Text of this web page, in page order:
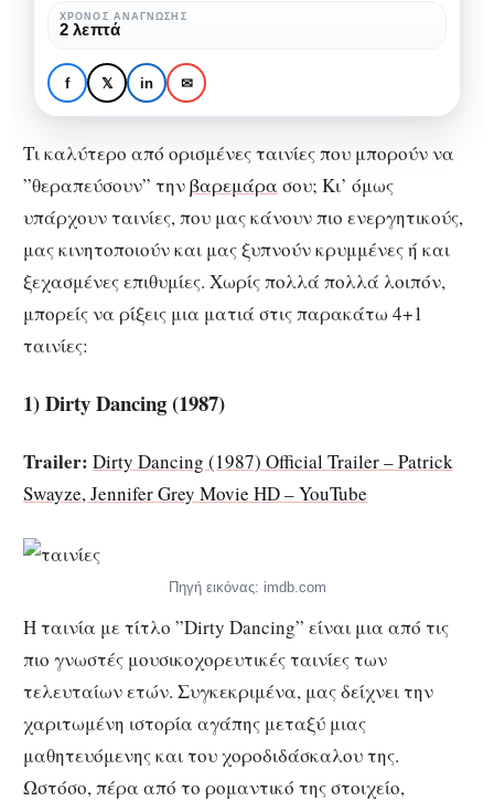
4+1 ταινίες που μπορείς
να δεις όταν βαριέσαι
δεις
όταν
βαριέσαι
ΧΡΌΝΟΣ ΑΝΆΓΝΩΣΗΣ
2 λεπτά
f 𝕏 in ✉
Τι καλύτερο από ορισμένες ταινίες που μπορούν να
”θεραπεύσουν” τηνβαρεμάρα σου; Κι’ όμως
υπάρχουν ταινίες, που μας κάνουν πιο ενεργητικούς,
μας κινητοποιούν και μας ξυπνούν κρυμμένες ή και
ξεχασμένες επιθυμίες. Χωρίς πολλά πολλά λοιπόν,
μπορείς να ρίξεις μια ματιά στις παρακάτω 4+1
ταινίες:
1) Dirty Dancing (1987)
Trailer: Dirty Dancing (1987) Official Trailer – Patrick
Swayze, Jennifer Grey Movie HD – YouTube
Πηγή εικόνας: imdb.com
H ταινία με τίτλο ”Dirty Dancing” είναι μια από τις
πιο γνωστές μουσικοχορευτικές ταινίες των
τελευταίων ετών. Συγκεκριμένα, μας δείχνει την
χαριτωμένη ιστορία αγάπης μεταξύ μιας
μαθητευόμενης και του χοροδιδάσκαλου της.
Ωστόσο, πέρα από το ρομαντικό της στοιχείο,